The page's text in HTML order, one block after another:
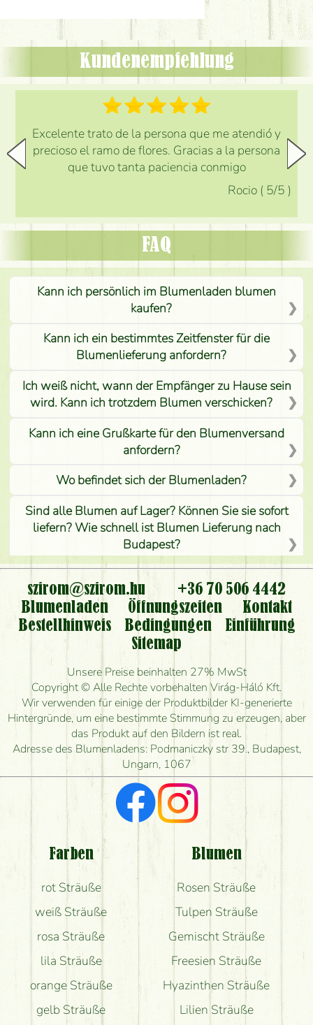
Kundenempfehlung
Excelente trato de la persona que me atendió y
precioso el ramo de flores. Gracias a la persona
que tuvo tanta paciencia conmigo
Rocio ( 5/5 )
FAQ
Kann ich persönlich im Blumenladen blumen
kaufen?
Kann ich ein bestimmtes Zeitfenster für die
Blumenlieferung anfordern?
Ich weiß nicht, wann der Empfänger zu Hause sein
wird. Kann ich trotzdem Blumen verschicken?
Kann ich eine Grußkarte für den Blumenversand
anfordern?
Wo befindet sich der Blumenladen?
Sind alle Blumen auf Lager? Können Sie sie sofort
liefern? Wie schnell ist Blumen Lieferung nach
Budapest?
Ist der Blumenladen non stop geöffnet?
Kann ich den bestellten Blumenstrauß persönlich
nehmen oder nur per Blumenversand?
Ist eine Bestellung für ländliche Gebiete möglich?
Wie lange kann ich heute Blumen mit Lieferung
bestellen?
Wie schnell können Sie den Blumenstrauß
herstellen und wann können Sie ihn frühestens
liefern?
Ich suche rote Rosen, hast du welche?
Welche Rückmeldungen bekomme ich zum
Blumenversand?
Bekomme ich wirklich, was auf dem Bild zu sehen
szirom@szirom.hu
+36 70 506 4442
Blumenladen
Öffnungszeiten
Kontakt
Bestellhinweis
Bedingungen
Einführung
Sitemap
Unsere Preise beinhalten 27% MwSt
Copyright © Alle Rechte vorbehalten Virág-Háló Kft.
Wir verwenden für einige der Produktbilder KI-generierte
Hintergründe, um eine bestimmte Stimmung zu erzeugen, aber
das Produkt auf den Bildern ist real.
Adresse des Blumenladens: Podmaniczky str 39., Budapest,
Ungarn, 1067
Farben
rot Sträuße
weiß Sträuße
rosa Sträuße
lila Sträuße
orange Sträuße
gelb Sträuße
Blumen
Rosen Sträuße
Tulpen Sträuße
Gemischt Sträuße
Freesien Sträuße
Hyazinthen Sträuße
Lilien Sträuße